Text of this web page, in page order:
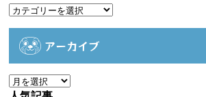
カ
アーカイブ
ア